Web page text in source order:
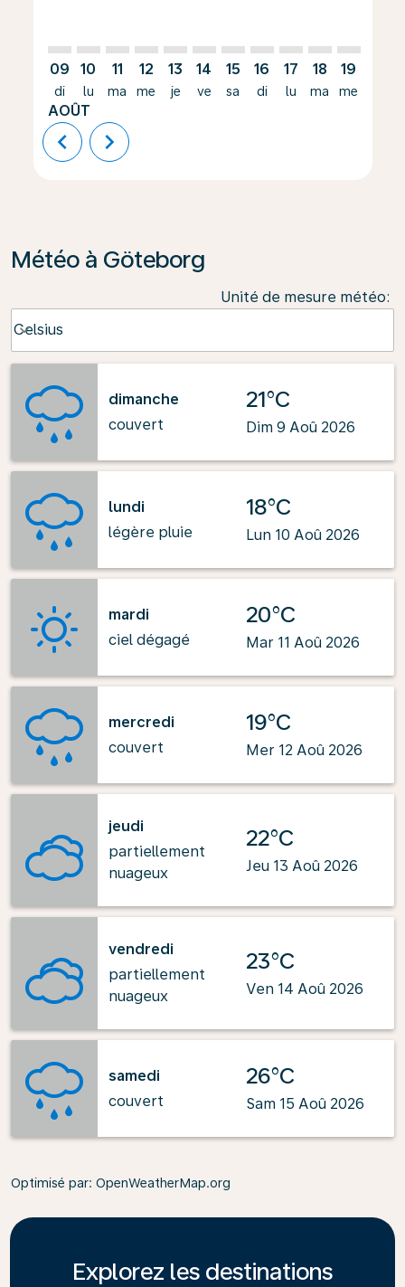
09
di
AOÛT
10
lu
11
ma
12
me
13
je
14
ve
15
sa
16
di
17
lu
18
ma
19
me
chevron_left chevron_right
Météo à Göteborg
Unité de mesure météo:
Celsius
keyboard_arrow_down
dimanche
couvert
21°C
Dim 9 Aoû 2026
lundi
légère pluie
18°C
Lun 10 Aoû 2026
mardi
ciel dégagé
20°C
Mar 11 Aoû 2026
mercredi
couvert
19°C
Mer 12 Aoû 2026
jeudi
partiellement
nuageux
22°C
Jeu 13 Aoû 2026
vendredi
partiellement
nuageux
23°C
Ven 14 Aoû 2026
samedi
couvert
26°C
Sam 15 Aoû 2026
Optimisé par: OpenWeatherMap.org
Explorez les destinations